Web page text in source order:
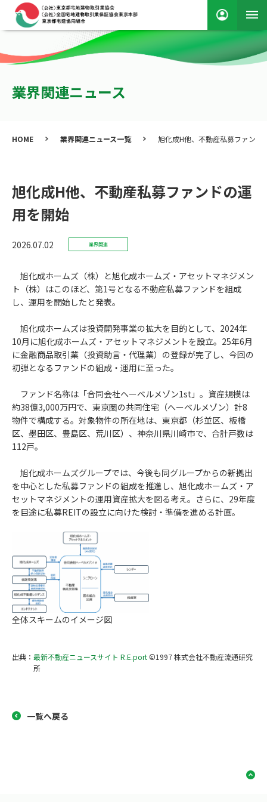
業界関連ニュース
HOME 業界関連ニュース一覧 旭化成H他、不動産私募ファンド
旭化成H他、不動産私募ファンドの運
用を開始
2026.07.02 業界関連
旭化成ホームズ（株）と旭化成ホームズ・アセットマネジメン
ト（株）はこのほど、第1号となる不動産私募ファンドを組成
し、運用を開始したと発表。
旭化成ホームズは投資開発事業の拡大を目的として、2024年
10月に旭化成ホームズ・アセットマネジメントを設立。25年6月
に金融商品取引業（投資助言・代理業）の登録が完了し、今回の
初弾となるファンドの組成・運用に至った。
ファンド名称は「合同会社ヘーベルメゾン1st」。資産規模は
約38億3,000万円で、東京圏の共同住宅（へーベルメゾン）計8
物件で構成する。対象物件の所在地は、東京都（杉並区、板橋
区、墨田区、豊島区、荒川区）、神奈川県川崎市で、合計戸数は
112戸。
旭化成ホームズグループでは、今後も同グループからの新拠出
を中心とした私募ファンドの組成を推進し、旭化成ホームズ・ア
セットマネジメントの運用資産拡大を図る考え。さらに、29年度
を目途に私募REITの設立に向けた検討・準備を進める計画。
全体スキームのイメージ図
出典： 最新不動産ニュースサイト R.E.port ©1997 株式会社不動産流通研究
所
一覧へ戻る